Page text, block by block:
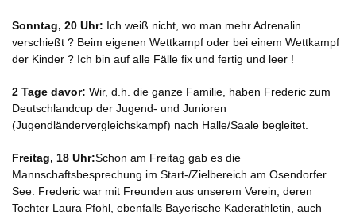
Sonntag, 20 Uhr: Ich weiß nicht, wo man mehr Adrenalin
verschießt ? Beim eigenen Wettkampf oder bei einem Wettkampf
der Kinder ? Ich bin auf alle Fälle fix und fertig und leer !
2 Tage davor: Wir, d.h. die ganze Familie, haben Frederic zum
Deutschlandcup der Jugend- und Junioren
(Jugendländervergleichskampf) nach Halle/Saale begleitet.
Freitag, 18 Uhr:Schon am Freitag gab es die
Mannschaftsbesprechung im Start-/Zielbereich am Osendorfer
See. Frederic war mit Freunden aus unserem Verein, deren
Tochter Laura Pfohl, ebenfalls Bayerische Kaderathletin, auch